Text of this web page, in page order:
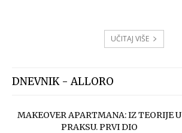
UČITAJ VIŠE
DNEVNIK - ALLORO
MAKEOVER APARTMANA: IZ TEORIJE U
PRAKSU. PRVI DIO